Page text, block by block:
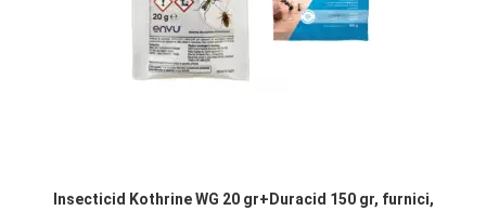
Insecticid Kothrine WG 20 gr+Duracid 150 gr, furnici,